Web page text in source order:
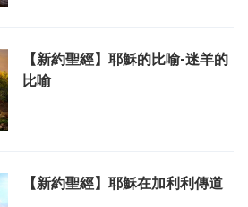
【新約聖經】耶穌的比喻-迷羊的
比喻
【新約聖經】耶穌在加利利傳道